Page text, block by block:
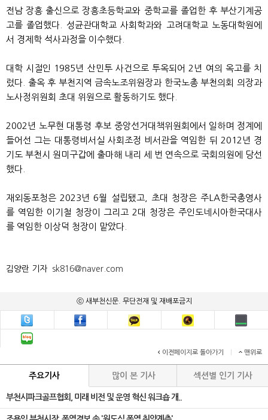
전남 장흥 출신으로 장흥초등학교와 중학교를 졸업한 후 부산기계공
고를 졸업했다. 성균관대학교 사회학과와 고려대학교 노동대학원에
서 경제학 석사과정을 이수했다.
대학 시절인 1985년 산민투 사건으로 투옥되어 2년 여의 옥고를 치
렀다. 출옥 후 부천지역 금속노조위원장과 한국노총 부천의회 의장과
노사정위원회 초대 위원으로 활동하기도 했다.
2002년 노무현 대통령 후보 중앙선거대책위원회에서 일하며 정계에
들어선 그는 대통령비서실 사회조정 비서관을 역임한 뒤 2012년 경
기도 부천시 원미구갑에 출마해 내리 세 번 연속으로 국회의원에 당선
했다.
재외동포청은 2023년 6월 설립됐고, 초대 청장은 주LA한국총영사
를 역임한 이기철 청장이 그리고 2대 청장은 주인도네시아한국대사
를 역임한 이상덕 청장이 맡았다.
김양란 기자 sk816@naver.com
ⓒ 새부천신문. 무단전재 및 재배포금지
이전페이지로 돌아가기 맨위로
주요기사 많이 본 기사 섹션별 인기 기사
부천시파크골프협회, 미래 비전 및 운영 혁신 워크숍 개..